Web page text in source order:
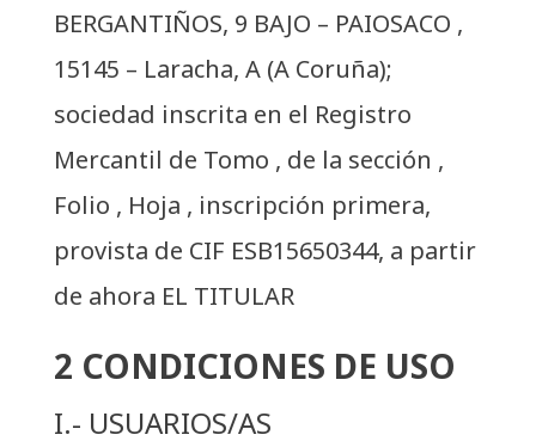
BERGANTIÑOS, 9 BAJO – PAIOSACO ,
15145 – Laracha, A (A Coruña);
sociedad inscrita en el Registro
Mercantil de Tomo , de la sección ,
Folio , Hoja , inscripción primera,
provista de CIF ESB15650344, a partir
de ahora EL TITULAR
2 CONDICIONES DE USO
I.- USUARIOS/AS